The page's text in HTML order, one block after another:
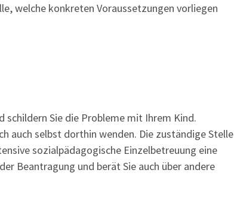
welche konkreten Voraussetzungen vorliegen
schildern Sie die Probleme mit Ihrem Kind.
auch selbst dorthin wenden. Die zuständige Stelle
sozialpädagogische Einzelbetreuung eine
Beantragung und berät Sie auch über andere